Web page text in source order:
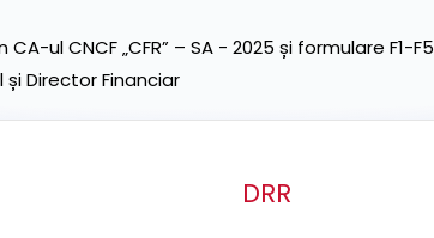
ul CNCF „CFR” – SA - 2025 și formulare F1-F5
Director Financiar
DRR